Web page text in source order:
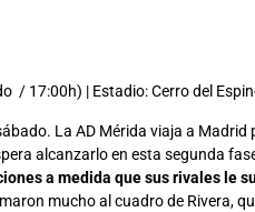
/ 17:00h) | Estadio: Cerro del
La AD Mérida viaja a Madrid
alcanzarlo en esta segunda
a medida que sus rivales le
mucho al cuadro de Rivera,